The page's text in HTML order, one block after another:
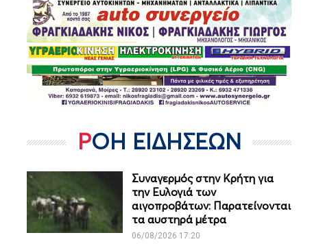
ΡΟΗ ΕΙΔΗΣΕΩΝ
Συναγερμός στην Κρήτη για
την Ευλογιά των
αιγοπροβάτων: Παρατείνονται
τα αυστηρά μέτρα
06/08/2026 17:20